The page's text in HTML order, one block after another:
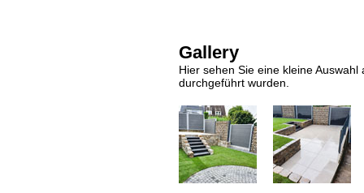
Gallery
Hier sehen Sie eine kleine
durchgeführt wurden.